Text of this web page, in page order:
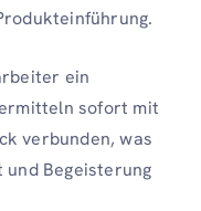
ein
sofort mit
verbunden, was
und Begeisterung